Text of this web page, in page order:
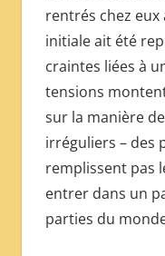
rentrés chez eux
initiale ait été
craintes liées à
tensions
sur la manière
irréguliers – des
remplissent pas
entrer dans un
parties du